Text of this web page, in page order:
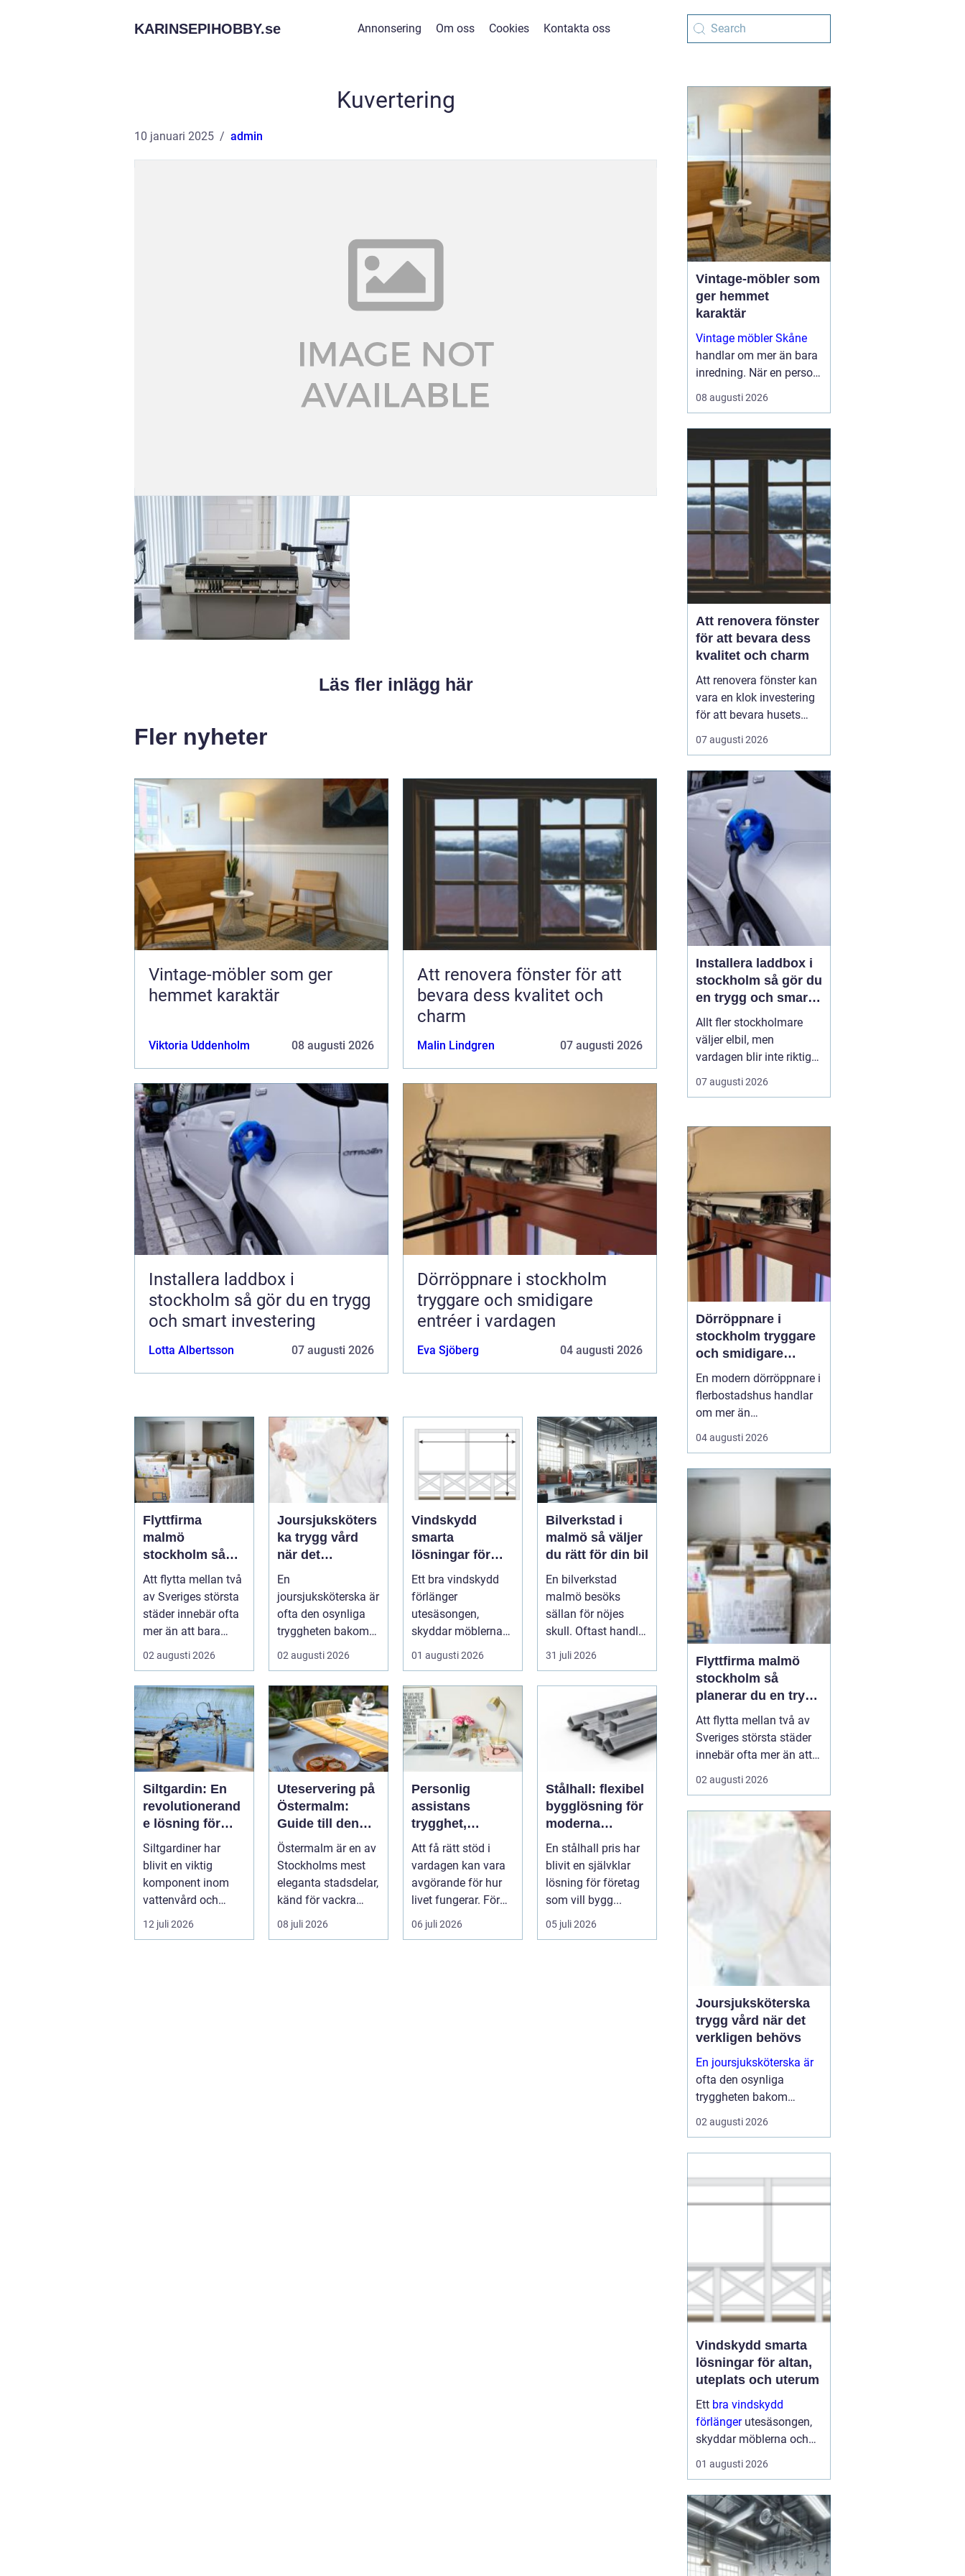
KARINSEPIHOBBY.se Annonsering Om oss Cookies Kontakta oss
Kuvertering
10 januari 2025 admin
Läs fler inlägg här
Fler nyheter
Vintage-möbler som ger
hemmet karaktär
Viktoria Uddenholm 08 augusti 2026
Att renovera fönster för att
bevara dess kvalitet och
charm
Malin Lindgren 07 augusti 2026
Installera laddbox i
stockholm så gör du en trygg
och smart investering
Lotta Albertsson 07 augusti 2026
Dörröppnare i stockholm
tryggare och smidigare
entréer i vardagen
Eva Sjöberg 04 augusti 2026
Flyttfirma
malmö
stockholm så
planerar du en
trygg flytt
mellan städerna
Att flytta mellan två
av Sveriges största
städer innebär ofta
mer än att bara
bära kartonger.
Många ...
02 augusti 2026
Joursjuksköters
ka trygg vård
när det
verkligen
behövs
En
joursjuksköterska är
ofta den osynliga
tryggheten bakom
många kommuners,
privata vårdgivares
och ...
02 augusti 2026
Vindskydd
smarta
lösningar för
altan, uteplats
och uterum
Ett bra vindskydd
förlänger
utesäsongen,
skyddar möblerna
och gör altanen mer
ombonad utan att
känna...
01 augusti 2026
Bilverkstad i
malmö så väljer
du rätt för din bil
En bilverkstad
malmö besöks
sällan för nöjes
skull. Oftast handlar
det om att lösa ett
problem snabb...
31 juli 2026
Siltgardin: En
revolutionerand
e lösning för
vattenmiljöer
Siltgardiner har
blivit en viktig
komponent inom
vattenvård och
muddringsindustri
tack vare si...
12 juli 2026
Uteservering på
Östermalm:
Guide till den
bästa
restaurangen på
Östermalm
Östermalm är en av
Stockholms mest
eleganta stadsdelar,
känd för vackra
kvarter,...
08 juli 2026
Personlig
assistans
trygghet,
självbestämman
de och vardag
på egna villkor
Att få rätt stöd i
vardagen kan vara
avgörande för hur
livet fungerar. För
många människor
med funkt...
06 juli 2026
Stålhall: flexibel
bygglösning för
moderna
verksamheter
En stålhall pris har
blivit en självklar
lösning för företag
som vill bygg...
05 juli 2026
Vintage-möbler som
ger hemmet
karaktär
Vintage möbler Skåne
handlar om mer än bara
inredning. När en person
väljer en äldre stol, ett
sidobord i teak eller en
08 augusti 2026
Att renovera fönster
för att bevara dess
kvalitet och charm
Att renovera fönster kan
vara en klok investering
för att bevara husets
ursprungliga charm
samtidigt som man ökar
Göteborgs Fönster är ett
företag med lång
erfarenhet av att
renovera och ...
07 augusti 2026
Installera laddbox i
stockholm så gör du
en trygg och smart
investering
Allt fler stockholmare
väljer elbil, men
vardagen blir inte riktigt
smidig förrän
laddningen fungerar
föreningen eller på
laddbox Stockholm
07 augusti 2026
Dörröppnare i
stockholm tryggare
och smidigare
entréer i vardagen
En modern dörröppnare i
flerbostadshus handlar
om mer än
bekvämlighet. Rätt
lösning ökar
slitaget på dörrar och
och besökare. När
många människor
passerar samma entré
varje dag blir ...
04 augusti 2026
Flyttfirma malmö
stockholm så
planerar du en trygg
flytt mellan städerna
Att flytta mellan två av
Sveriges största städer
innebär ofta mer än att
bara bära kartonger.
Många ska samordna
och ibland även
magasinering av möbler.
02 augusti 2026
Joursjuksköterska
trygg vård när det
verkligen behövs
En joursjuksköterska är
ofta den osynliga
tryggheten bakom
många kommuners,
privata vårdgivares och
vårdcentraler har stängt,
hemtjänsten behöver
02 augusti 2026
Vindskydd smarta
lösningar för altan,
uteplats och uterum
Ett bra vindskydd
förlängerutesäsongen,
skyddar möblerna och
gör altanen mer
ombonad utan att
upptäcker att ett
genomtänkt vindskydd
kan ge nästan samma
känsla som...
01 augusti 2026